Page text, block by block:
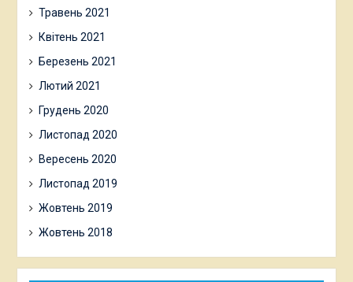
Травень 2021
Квітень 2021
Березень 2021
Лютий 2021
Грудень 2020
Листопад 2020
Вересень 2020
Листопад 2019
Жовтень 2019
Жовтень 2018